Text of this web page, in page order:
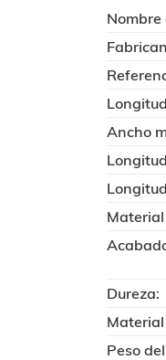
Nombre
Ancho
Dureza:
Peso